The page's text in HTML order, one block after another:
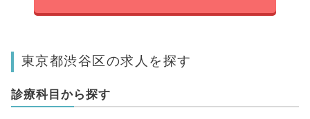
東京都渋谷区の求人を探す
診療科目から探す